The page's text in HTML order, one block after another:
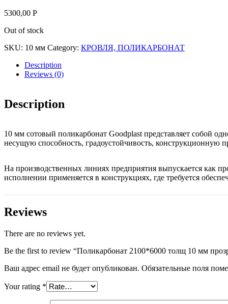
5300,00 Р
Out of stock
SKU: 10 мм Category: КРОВЛЯ, ПОЛИКАРБОНАТ
Description
Reviews (0)
Description
10 мм сотовый поликарбонат Goodplast представляет собой
несущую способность, градоустойчивость,
На производственных линиях предприятия выпускается как
исполнении применяется в конструкциях, где требуется
Reviews
There are no reviews yet.
Be the first to review “Поликарбонат 2100*6000 толщ 10 мм
Ваш адрес email не будет опубликован. Обязательные поля
Your rating *